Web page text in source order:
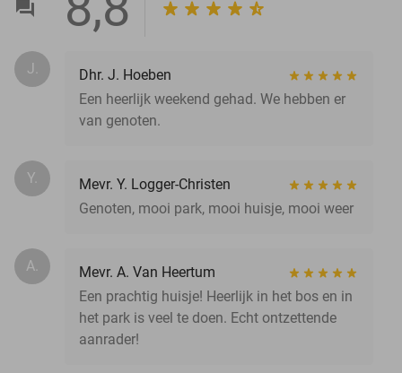
J.
Dhr. J. Hoeben
Een heerlijk weekend gehad. We hebben er
van genoten.
Y.
Mevr. Y. Logger-Christen
Genoten, mooi park, mooi huisje, mooi weer
A.
Mevr. A. Van Heertum
Een prachtig huisje! Heerlijk in het bos en in
het park is veel te doen. Echt ontzettende
aanrader!